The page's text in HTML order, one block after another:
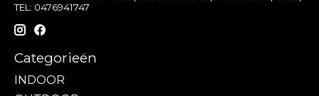
TEL: 0476941747
Categorieën
INDOOR